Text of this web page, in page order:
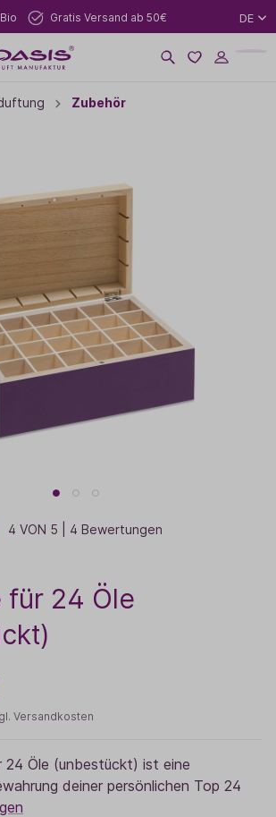
Gratis Versand ab 50€ DE
Zubehör
4 VON 5 | 4 Bewertungen
für 24 Öle
Versandkosten
24 Öle (unbestückt) ist eine
deiner persönlichen Top 24